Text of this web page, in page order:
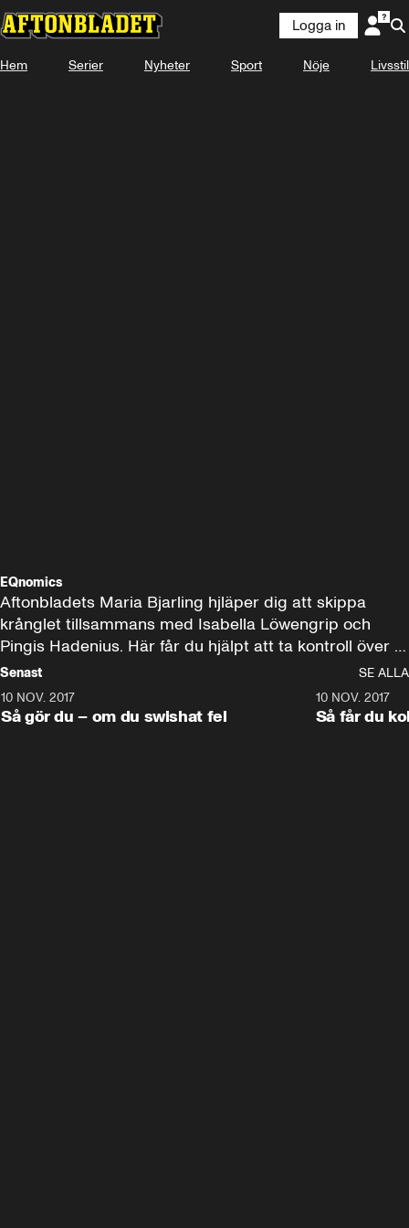
Logga in
Hem Serier Nyheter Sport Nöje Livsstil
EQnomics
Aftonbladets Maria Bjarling hjläper dig att skippa
krånglet tillsammans med Isabella Löwengrip och
Pingis Hadenius. Här får du hjälpt att ta kontroll över
din ekonomi. Se de två säsongerna av EQnomics.
Programmet har utgått.
Senast
SE ALLA
10 NOV. 2017
Så gör du – om du swishat fel
10 NOV. 2017
Så får du